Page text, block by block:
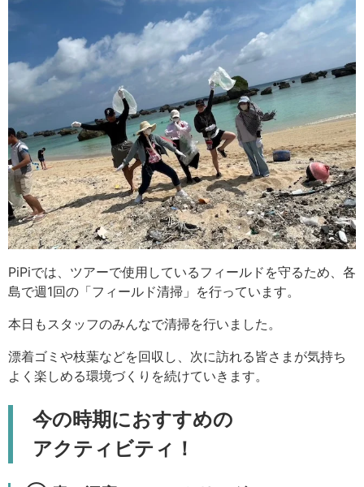
PiPiでは、ツアーで使用しているフィールドを守るため、各
島で週1回の「フィールド清掃」を行っています。
本日もスタッフのみんなで清掃を行いました。
漂着ゴミや枝葉などを回収し、次に訪れる皆さまが気持ち
よく楽しめる環境づくりを続けていきます。
今の時期におすすめの
アクティビティ！